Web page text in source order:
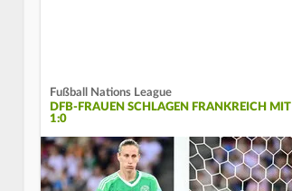
Fußball Nations League
DFB-FRAUEN SCHLAGEN FRANKREICH MIT
1:0